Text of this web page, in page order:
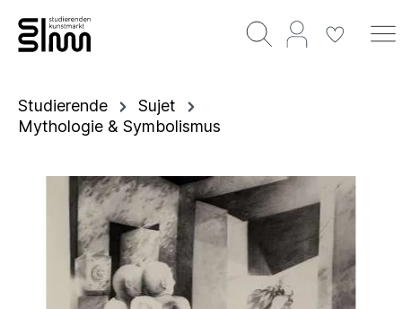
Studierende
Sujet
Mythologie & Symbolismus